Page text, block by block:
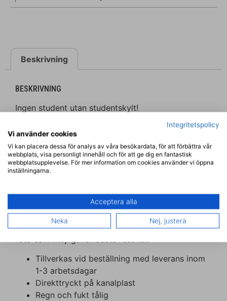
Beskrivning
BESKRIVNING
Ingen student utan studentskylt!
Designa din egen studentskylt online med hjälp av
av våra färdiga mallar
Våra studentskyltar är direkttryckta på
högvkvalitativ kanalplast som ger en kraftig
Tips! Har du ett gammalt foto du vill använda, ta
en bild med din mobilkamera och ladda sedan upp
bilden i vårt verktyg. Tänk på att välja ett så bra
Tillverkas vid beställning med leverans inom
1-3 arbetsdagar
Direkttryckt på kanalplast
Regn och fukt tålig
Integritetspolicy
Vi använder cookies
Vi kan placera dessa för analys av våra besökardata, för att förbättra vår
webbplats, visa personligt innehåll och för att ge dig en fantastisk
webbplatsupplevelse. För mer information om cookies använder vi öppna
inställningarna.
Acceptera alla
Neka Nej, justera